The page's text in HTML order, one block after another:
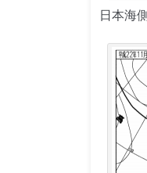
日本海